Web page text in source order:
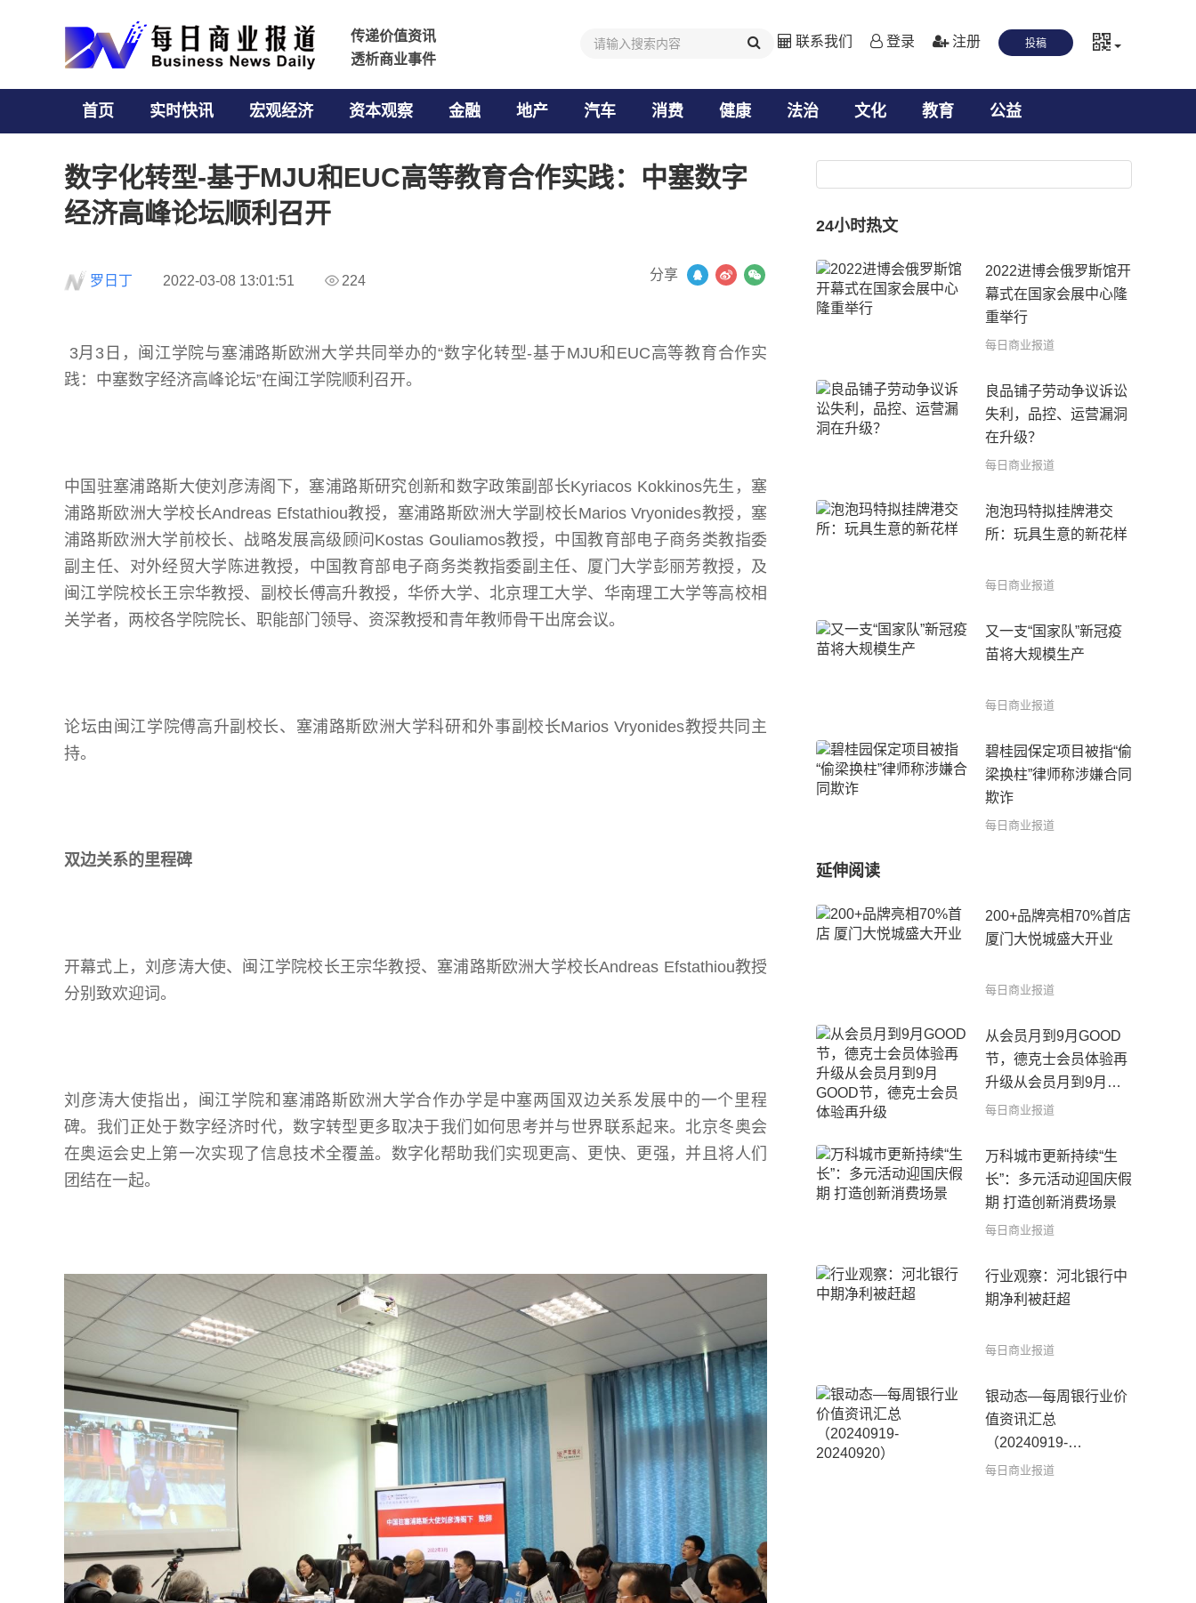
传递价值资讯
传递价值资讯
透析商业事件
透析商业事件
联系我们 登录 注册 投稿
首页 实时快讯 宏观经济 资本观察 金融 地产 汽车 消费 健康 法治 文化 教育 公益
数字化转型-基于MJU和EUC高等教育合作实践：中塞数字
经济高峰论坛顺利召开
罗日丁 2022-03-08 13:01:51 224 分享
3月3日，闽江学院与塞浦路斯欧洲大学共同举办的“数字化转型-基于MJU和EUC高等教育合作实
践：中塞数字经济高峰论坛”在闽江学院顺利召开。
中国驻塞浦路斯大使刘彦涛阁下，塞浦路斯研究创新和数字政策副部长Kyriacos Kokkinos先生，塞
浦路斯欧洲大学校长Andreas Efstathiou教授，塞浦路斯欧洲大学副校长Marios Vryonides教授，塞
浦路斯欧洲大学前校长、战略发展高级顾问Kostas Gouliamos教授，中国教育部电子商务类教指委
副主任、对外经贸大学陈进教授，中国教育部电子商务类教指委副主任、厦门大学彭丽芳教授，及
闽江学院校长王宗华教授、副校长傅高升教授，华侨大学、北京理工大学、华南理工大学等高校相
关学者，两校各学院院长、职能部门领导、资深教授和青年教师骨干出席会议。
论坛由闽江学院傅高升副校长、塞浦路斯欧洲大学科研和外事副校长Marios Vryonides教授共同主
持。
双边关系的里程碑
开幕式上，刘彦涛大使、闽江学院校长王宗华教授、塞浦路斯欧洲大学校长Andreas Efstathiou教授
分别致欢迎词。
刘彦涛大使指出，闽江学院和塞浦路斯欧洲大学合作办学是中塞两国双边关系发展中的一个里程
碑。我们正处于数字经济时代，数字转型更多取决于我们如何思考并与世界联系起来。北京冬奥会
在奥运会史上第一次实现了信息技术全覆盖。数字化帮助我们实现更高、更快、更强，并且将人们
团结在一起。
24小时热文
2022进博会俄罗斯馆开
幕式在国家会展中心隆
重举行
每日商业报道
良品铺子劳动争议诉讼
失利，品控、运营漏洞
在升级？
每日商业报道
泡泡玛特拟挂牌港交
所：玩具生意的新花样
每日商业报道
又一支“国家队”新冠疫
苗将大规模生产
每日商业报道
碧桂园保定项目被指“偷
梁换柱”律师称涉嫌合同
欺诈
每日商业报道
延伸阅读
200+品牌亮相70%首店
厦门大悦城盛大开业
每日商业报道
从会员月到9月GOOD
节，德克士会员体验再
升级从会员月到9月
GOOD节，德克士会员
每日商业报道
万科城市更新持续“生
长”：多元活动迎国庆假
期 打造创新消费场景
每日商业报道
行业观察：河北银行中
期净利被赶超
每日商业报道
银动态—每周银行业价
值资讯汇总
（20240919-
20240920）
每日商业报道